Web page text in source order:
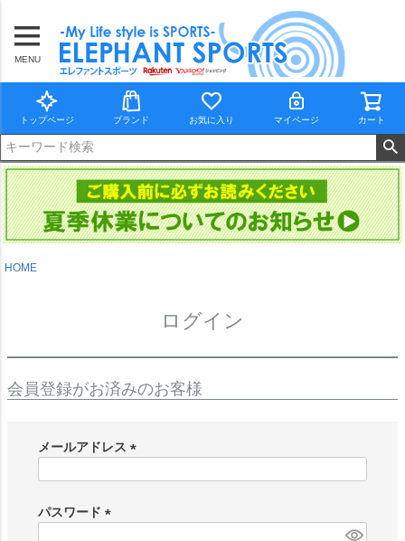
MENU
トップページ ブランド お気に入り マイページ カート
HOME
ログイン
会員登録がお済みのお客様
メールアドレス
)
パスワード